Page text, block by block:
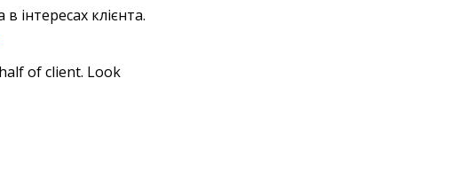
інтересах клієнта.
of client. Look